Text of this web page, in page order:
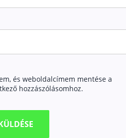
és weboldalcímem mentése a
hozzászólásomhoz.